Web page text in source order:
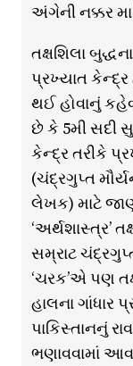
અંગેની નક્કર
તક્ષશિલા
પ્રખ્યાત કેન્દ્ર
થઈ હોવાનું
છે કે 5મી સદી
કેન્દ્ર તરીકે
(ચંદ્રગુપ્ત
લેખક) માટે
‘અર્થશાસ્ત્ર’
સમ્રાટ
‘ચરક’એ પણ
હાલના
પાકિસ્તાનનું
ભણાવવામાં